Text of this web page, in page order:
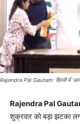
Rajendra Pal Gautam: दिल्ली में
Rajendra Pal
शुक्रवार को बड़ा झटका